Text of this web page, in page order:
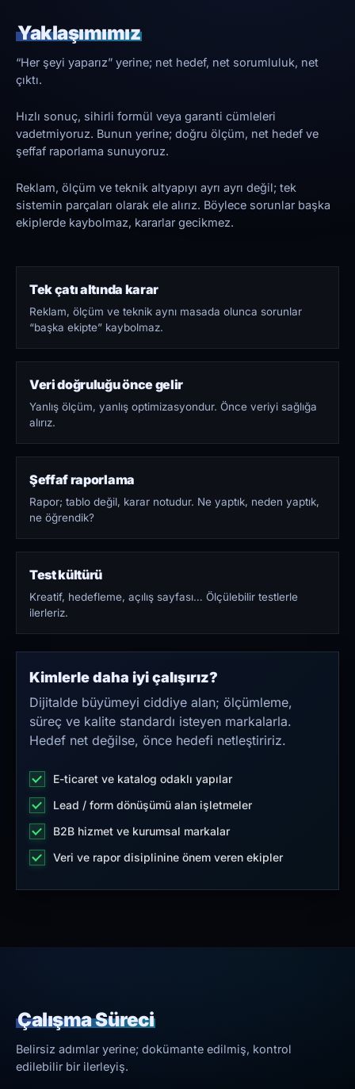
Yaklaşımımız
“Her şeyi yaparız” yerine; net hedef, net sorumluluk, net
çıktı.
Hızlı sonuç, sihirli formül veya garanti cümleleri
vadetmiyoruz. Bunun yerine; doğru ölçüm, net hedef ve
şeffaf raporlama sunuyoruz.
Reklam, ölçüm ve teknik altyapıyı ayrı ayrı değil; tek
sistemin parçaları olarak ele alırız. Böylece sorunlar başka
ekiplerde kaybolmaz, kararlar gecikmez.
Tek çatı altında karar
Reklam, ölçüm ve teknik aynı masada olunca sorunlar
“başka ekipte” kaybolmaz.
Veri doğruluğu önce gelir
Yanlış ölçüm, yanlış optimizasyondur. Önce veriyi sağlığa
alırız.
Şeffaf raporlama
Rapor; tablo değil, karar notudur. Ne yaptık, neden yaptık,
ne öğrendik?
Test kültürü
Kreatif, hedefleme, açılış sayfası… Ölçülebilir testlerle
ilerleriz.
Kimlerle daha iyi çalışırız?
Dijitalde büyümeyi ciddiye alan; ölçümleme,
süreç ve kalite standardı isteyen markalarla.
Hedef net değilse, önce hedefi netleştiririz.
E-ticaret ve katalog odaklı yapılar
Lead / form dönüşümü alan işletmeler
B2B hizmet ve kurumsal markalar
Veri ve rapor disiplinine önem veren ekipler
Çalışma Süreci
Belirsiz adımlar yerine; dokümante edilmiş, kontrol
edilebilir bir ilerleyiş.